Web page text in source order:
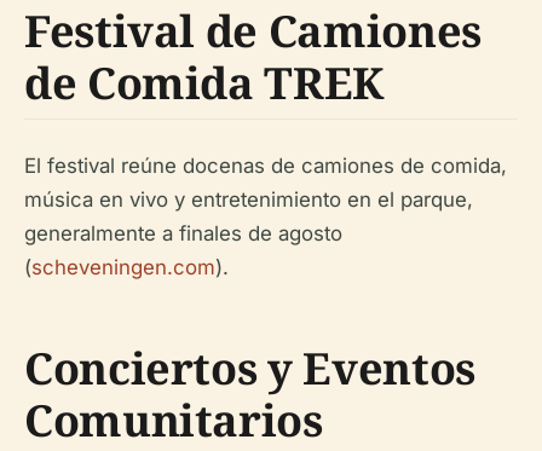
Festival de Camiones
de Comida TREK
El festival reúne docenas de camiones de comida,
música en vivo y entretenimiento en el parque,
generalmente a finales de agosto
(scheveningen.com).
Conciertos y Eventos
Comunitarios